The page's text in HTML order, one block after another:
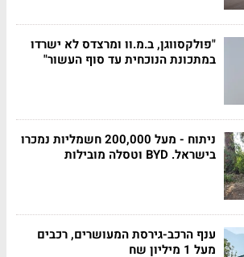
"פולקסווגן, ב.מ.וו ומרצדס לא ישרדו
במתכונת הנוכחית עד סוף העשור"
ניתוח - מעל 200,000 חשמליות נמכרו
בישראל. BYD וטסלה מובילות
ענף הרכב-גירסת המעושרים, רכבים
מעל 1 מיליון שח